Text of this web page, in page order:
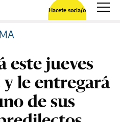
Hacete socia/o
este jueves
y le entregará
de sus